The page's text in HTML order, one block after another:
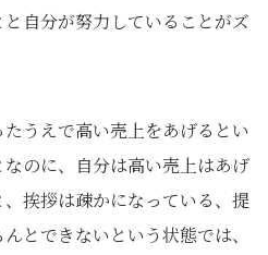
自分が努力していることがズ
うえで高い売上をあげるとい
のに、自分は高い売上はあげ
挨拶は疎かになっている、提
とできないという状態では、